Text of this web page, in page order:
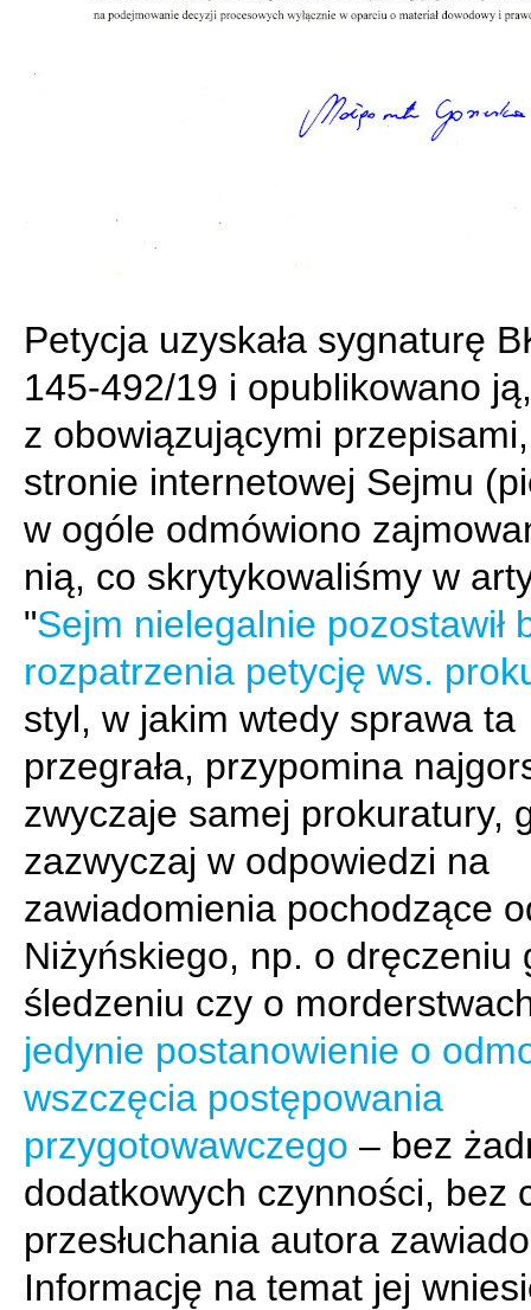
Petycja uzyskała sygnaturę
145-492/19 i opublikowano
z obowiązującymi
stronie internetowej Sejmu
w ogóle odmówiono
nią, co skrytykowaliśmy w
"Sejm nielegalnie pozostawił
rozpatrzenia petycję ws.
styl, w jakim wtedy sprawa ta
przegrała, przypomina
zwyczaje samej prokuratury,
zazwyczaj w odpowiedzi na
zawiadomienia pochodzące
Niżyńskiego, np. o dręczeniu
śledzeniu czy o
jedynie postanowienie o
wszczęcia postępowania
przygotowawczego – bez
dodatkowych czynności, bez
przesłuchania autora
Informację na temat jej